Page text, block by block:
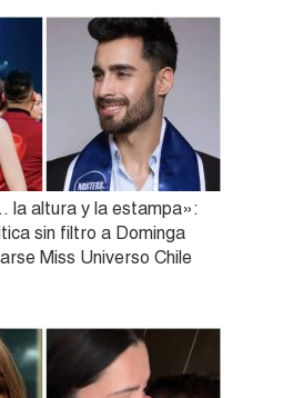
la altura y la estampa»:
sin filtro a Dominga
Miss Universo Chile